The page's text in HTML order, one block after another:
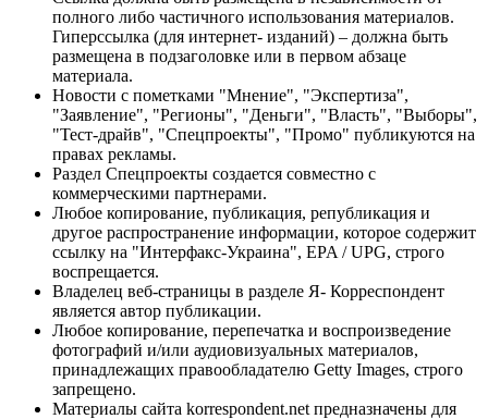
полного либо частичного использования материалов.
Гиперссылка (для интернет- изданий) – должна быть
размещена в подзаголовке или в первом абзаце
материала.
Новости с пометками "Мнение", "Экспертиза",
"Заявление", "Регионы", "Деньги", "Власть", "Выборы",
"Тест-драйв", "Спецпроекты", "Промо" публикуются на
правах рекламы.
Раздел Спецпроекты создается совместно с
коммерческими партнерами.
Любое копирование, публикация, републикация и
другое распространение информации, которое содержит
ссылку на "Интерфакс-Украина", EPA / UPG, строго
воспрещается.
Владелец веб-страницы в разделе Я- Корреспондент
является автор публикации.
Любое копирование, перепечатка и воспроизведение
фотографий и/или аудиовизуальных материалов,
принадлежащих правообладателю Getty Images, строго
запрещено.
Материалы сайта korrespondent.net предназначены для